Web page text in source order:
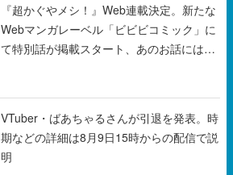
『超かぐやメシ！』Web連載決定。新たな
Webマンガレーベル「ビビビコミック」に
て特別話が掲載スタート、あのお話には…
VTuber・ばあちゃるさんが引退を発表。時
期などの詳細は8月9日15時からの配信で説
明